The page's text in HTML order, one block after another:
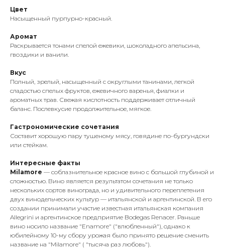
Цвет
Насыщенный пурпурно-красный.
Аромат
Раскрывается тонами спелой ежевики, шоколадного апельсина,
гвоздики и ванили.
Вкус
Полный, зрелый, насыщенный с округлыми танинами, легкой
сладостью спелых фруктов, ежевичного варенья, фиалки и
ароматных трав. Свежая кислотность поддерживает отличный
баланс. Послевкусие продолжительное, мягкое.
Гастрономические сочетания
Составит хорошую пару тушеному мясу, говядине по-бургундски
или стейкам.
Интересные факты
Milamore — соблазнительное красное вино с большой глубиной и
сложностью. Вино является результатом сочетания не только
нескольких сортов винограда, но и удивительного переплетения
двух винодельческих культур — итальянской и аргентинской. В его
создании принимали участие известная итальянская компания
Allegrini и аргентинское предприятие Bodegas Renacer. Раньше
вино носило название "Enamore" ("влюбленный"), однако к
юбилейному 10-му сбору урожая было принято решение сменить
название на "Milamore" ( "тысяча раз любовь").